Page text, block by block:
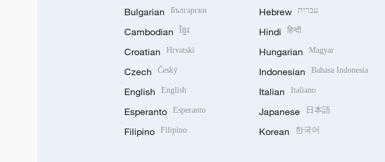
Bulgarian Български
Cambodian ខ្មែរ
Croatian Hrvatski
Czech Český
English English
Esperanto Esperanto
Filipino Filipino
Hebrew עברית
Hindi हिन्दी
Hungarian Magyar
Indonesian Bahasa Indonesia
Italian Italiano
Japanese 日本語
Korean 한국어